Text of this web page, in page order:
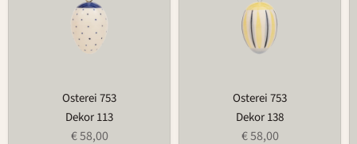
Osterei 753
Dekor 113
€ 58,00
Osterei 753
Dekor 138
€ 58,00